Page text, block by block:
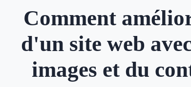
Comment
d'un site web
images et du